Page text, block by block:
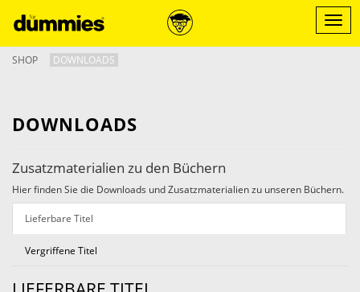
zum
Inhalt
Menü
ein-/
SHOP
DOWNLOADS
DOWNLOADS
Zusatzmaterialien zu den Büchern
Hier finden Sie die Downloads und Zusatzmaterialien zu unseren Büchern.
Lieferbare Titel
Vergriffene Titel